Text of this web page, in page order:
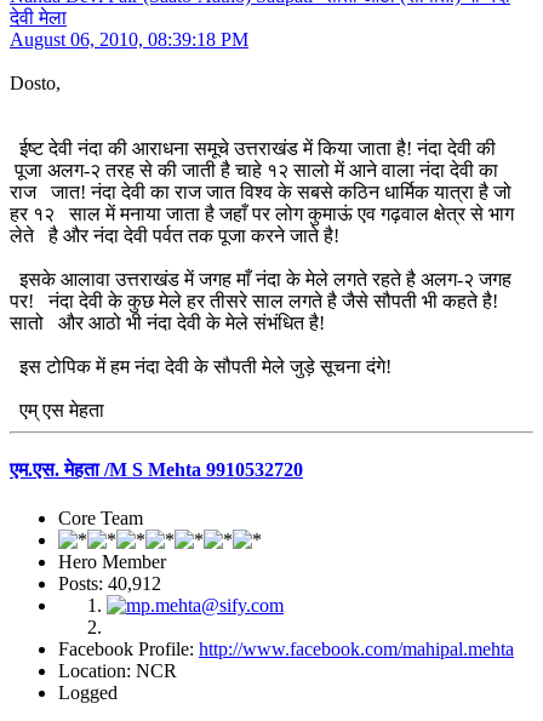
देवी मेला
August 06, 2010, 08:39:18 PM
Dosto,
ईष्ट देवी नंदा की आराधना समूचे उत्तराखंड में किया जाता है! नंदा देवी की
पूजा अलग-२ तरह से की जाती है चाहे १२ सालो में आने वाला नंदा देवी का
राज जात! नंदा देवी का राज जात विश्व के सबसे कठिन धार्मिक यात्रा है जो
हर १२ साल में मनाया जाता है जहाँ पर लोग कुमाऊं एव गढ़वाल क्षेत्र से भाग
लेते है और नंदा देवी पर्वत तक पूजा करने जाते है!
इसके आलावा उत्तराखंड में जगह माँ नंदा के मेले लगते रहते है अलग-२ जगह
पर! नंदा देवी के कुछ मेले हर तीसरे साल लगते है जैसे सौपती भी कहते है!
सातो और आठो भी नंदा देवी के मेले संभंधित है!
इस टोपिक में हम नंदा देवी के सौपती मेले जुड़े सूचना दंगे!
एम् एस मेहता
एम.एस. मेहता /M S Mehta 9910532720
Core Team
Hero Member
Posts: 40,912
Facebook Profile: http://www.facebook.com/mahipal.mehta
Location: NCR
Logged